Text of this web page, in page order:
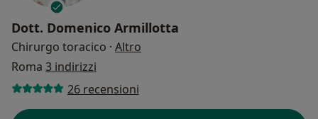
Dott. Domenico Armillotta
Chirurgo toracico · Altro
Roma 3 indirizzi
26 recensioni